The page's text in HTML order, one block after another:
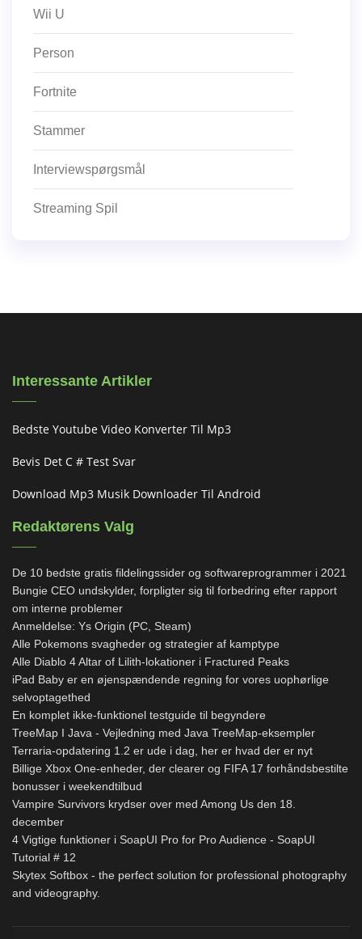
Wii U
Person
Fortnite
Stammer
Interviewspørgsmål
Streaming Spil
Interessante Artikler
Bedste Youtube Video Konverter Til Mp3
Bevis Det C # Test Svar
Download Mp3 Musik Downloader Til Android
Redaktørens Valg
De 10 bedste gratis fildelingssider og softwareprogrammer i 2021
Bungie CEO undskylder, forpligter sig til forbedring efter rapport
om interne problemer
Anmeldelse: Ys Origin (PC, Steam)
Alle Pokemons svagheder og strategier af kamptype
Alle Diablo 4 Altar of Lilith-lokationer i Fractured Peaks
iPad Baby er en øjenspændende regning for vores uophørlige
selvoptagethed
En komplet ikke-funktionel testguide til begyndere
TreeMap I Java - Vejledning med Java TreeMap-eksempler
Terraria-opdatering 1.2 er ude i dag, her er hvad der er nyt
Billige Xbox One-enheder, der clearer og FIFA 17 forhåndsbestilte
bonusser i weekendtilbud
Vampire Survivors krydser over med Among Us den 18.
december
4 Vigtige funktioner i SoapUI Pro for Pro Audience - SoapUI
Tutorial # 12
Skytex Softbox - the perfect solution for professional photography
and videography.